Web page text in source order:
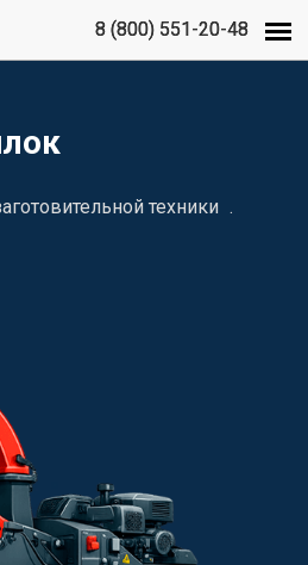
8 (800) 551-20-48
8 (800) 551-20-48
техники .